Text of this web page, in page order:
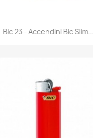
Anteprima
Bic 23 - Accendini Bic Slim...